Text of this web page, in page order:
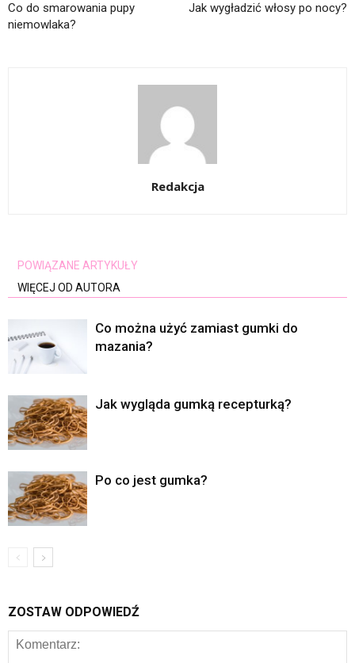
Co do smarowania pupy
niemowlaka?
Jak wygładzić włosy po nocy?
Redakcja
POWIĄZANE ARTYKUŁY
WIĘCEJ OD AUTORA
Co można użyć zamiast gumki do
mazania?
Jak wygląda gumką recepturką?
Po co jest gumka?
ZOSTAW ODPOWIEDŹ